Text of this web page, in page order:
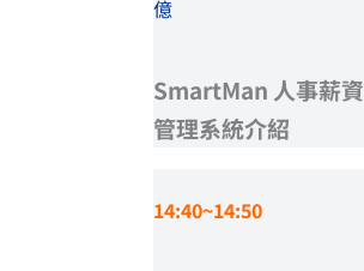
億
SmartMan 人事薪資
管理系統介紹
14:40~14:50